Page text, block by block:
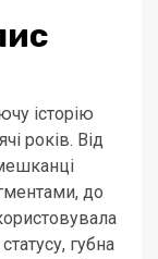
історію
років. Від
до
губна